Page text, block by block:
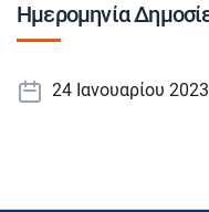
Ημερομηνία
24 Ιανουαρίου 2023